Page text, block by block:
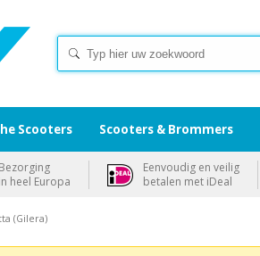
(Gilera)
Scooters Scooters & Brommers
Bezorging
in heel Europa
Eenvoudig en veilig
betalen met iDeal